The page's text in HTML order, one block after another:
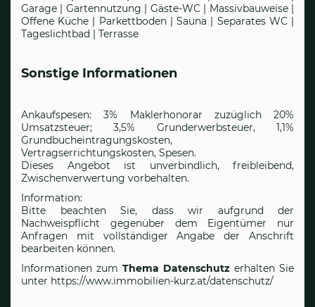
Garage | Gartennutzung | Gäste-WC | Massivbauweise |
Offene Küche | Parkettboden | Sauna | Separates WC |
Tageslichtbad | Terrasse
Sonstige Informationen
Ankaufspesen: 3% Maklerhonorar zuzüglich 20%
Umsatzsteuer; 3,5% Grunderwerbsteuer, 1,1%
Grundbucheintragungskosten,
Vertragserrichtungskosten, Spesen.
Dieses Angebot ist unverbindlich, freibleibend,
Zwischenverwertung vorbehalten.
Information:
Bitte beachten Sie, dass wir aufgrund der
Nachweispflicht gegenüber dem Eigentümer nur
Anfragen mit vollständiger Angabe der Anschrift
bearbeiten können.
Informationen zum Thema Datenschutz erhalten Sie
unter https://www.immobilien-kurz.at/datenschutz/